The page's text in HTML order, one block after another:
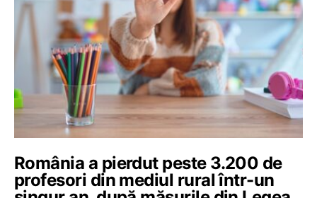
România a pierdut peste 3.200 de
profesori din mediul rural într-un